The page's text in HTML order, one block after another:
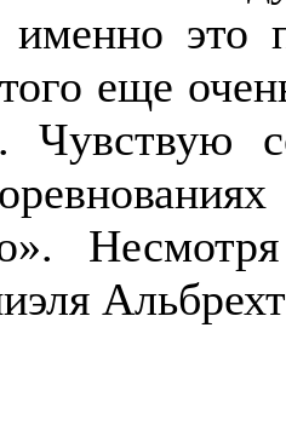
именно это
еще
Чувствую